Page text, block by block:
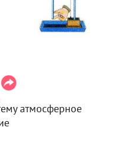
атмосферное